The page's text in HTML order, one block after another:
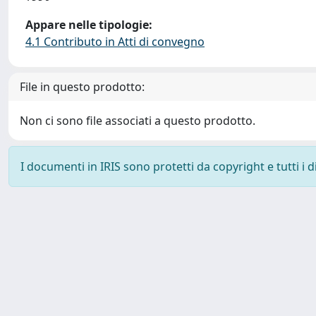
Appare nelle tipologie:
4.1 Contributo in Atti di convegno
File in questo prodotto:
Non ci sono file associati a questo prodotto.
I documenti in IRIS sono protetti da copyright e tutti i